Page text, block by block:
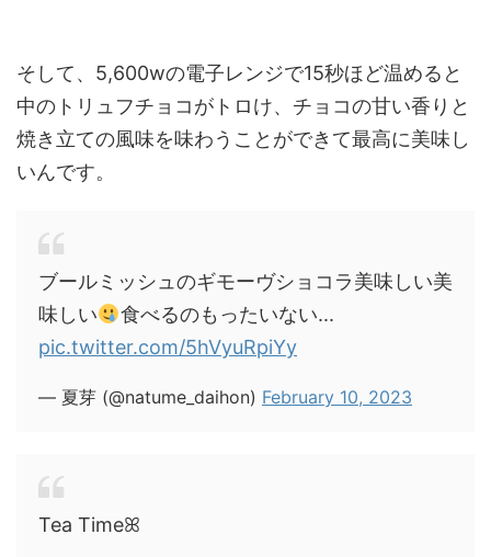
そして、5,600wの電子レンジで15秒ほど温めると
中のトリュフチョコがトロけ、チョコの甘い香りと
焼き立ての風味を味わうことができて最高に美味し
いんです。
ブールミッシュのギモーヴショコラ美味しい美
味しい
食べるのもったいない...
pic.twitter.com/5hVyuRpiYy
— 夏芽 (@natume_daihon) February 10, 2023
Tea Timeꕤ